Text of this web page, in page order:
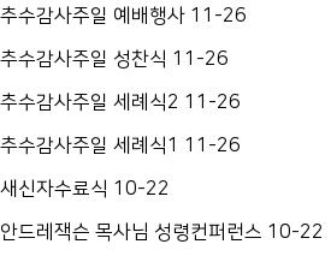
추수감사주일 예배행사 11-26
추수감사주일 성찬식 11-26
추수감사주일 세례식2 11-26
추수감사주일 세례식1 11-26
새신자수료식 10-22
안드레잭슨 목사님 성령컨퍼런스 10-22